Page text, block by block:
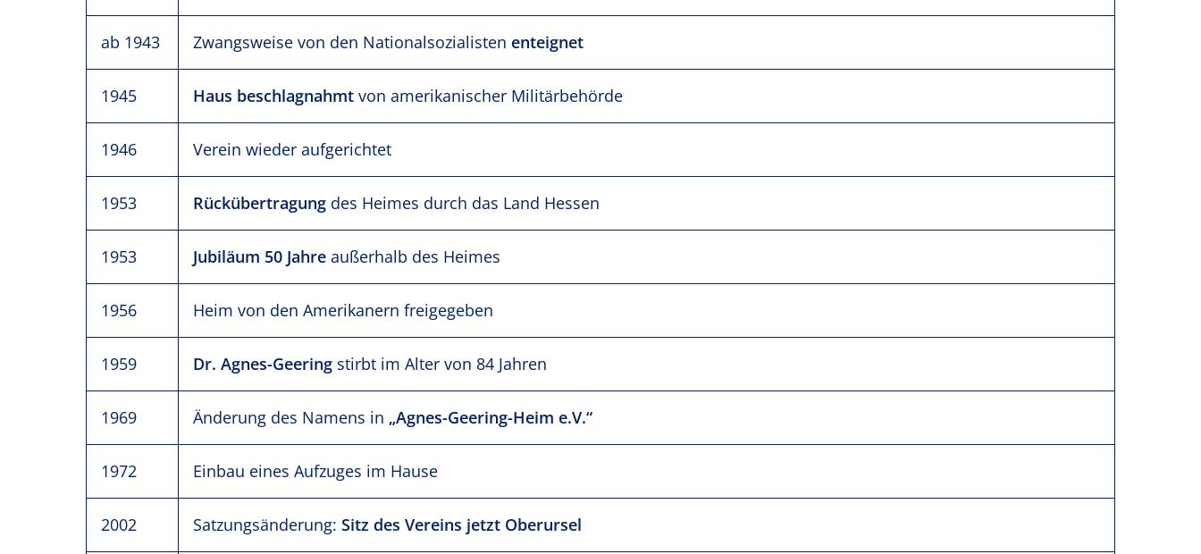
ab 1943 Zwangsweise von den Nationalsozialisten enteignet
1945 Haus beschlagnahmt von amerikanischer Militärbehörde
1946 Verein wieder aufgerichtet
1953 Rückübertragung des Heimes durch das Land Hessen
1953 Jubiläum 50 Jahre außerhalb des Heimes
1956 Heim von den Amerikanern freigegeben
1959 Dr. Agnes-Geering stirbt im Alter von 84 Jahren
1969 Änderung des Namens in „Agnes-Geering-Heim e.V.“
1972 Einbau eines Aufzuges im Hause
2002 Satzungsänderung: Sitz des Vereins jetzt Oberursel